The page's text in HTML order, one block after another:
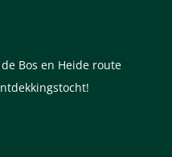
Bos en Heide route